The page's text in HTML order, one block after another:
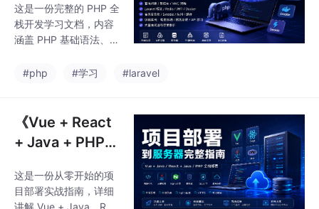
开发者全面掌握 Vue 面
试重点，适用于校招、
社招以及中高级前端岗
提升
ravel、Redis、
面试题完整版
这是一份完整的 PHP 全
栈开发学习文档，内容
涵盖 PHP 基础语法、数
SQL、PDO、MVC、C
Swoole、高并发优化、
项目实战，以及大量 P
案。同时整理了 Larave
l、ThinkPHP、Symfon
#php #学习 #laravel
《Vue + React
+ Java + PHP
器完整指南》
这是一份从零开始的项
目部署实战指南，详细
讲解 Vue + Java、Rea